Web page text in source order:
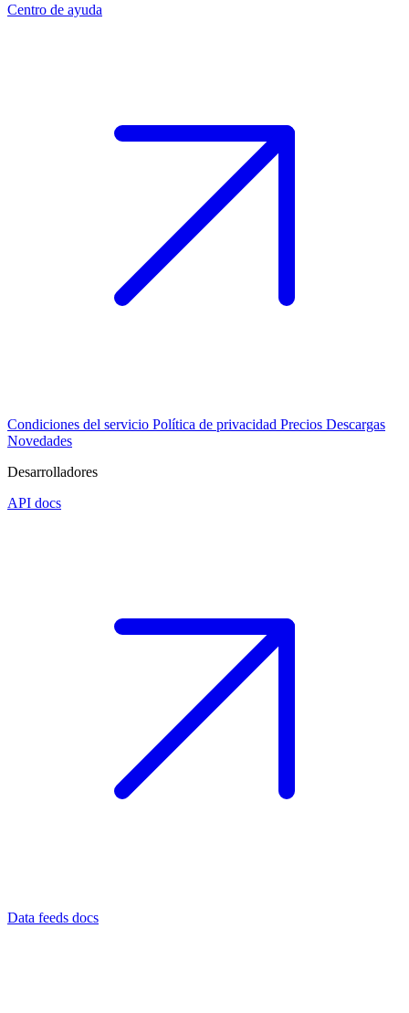
Centro de ayuda
Condiciones del servicio Política de privacidad Precios Descargas
Novedades
Desarrolladores
API docs
Data feeds docs